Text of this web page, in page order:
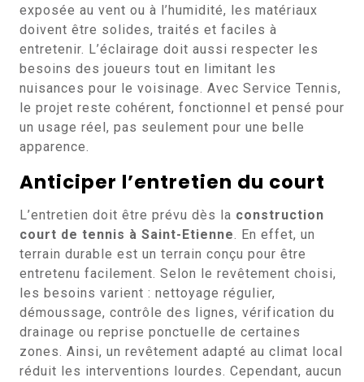
exposée au vent ou à l’humidité, les matériaux
doivent être solides, traités et faciles à
entretenir. L’éclairage doit aussi respecter les
besoins des joueurs tout en limitant les
nuisances pour le voisinage. Avec Service Tennis,
le projet reste cohérent, fonctionnel et pensé pour
un usage réel, pas seulement pour une belle
apparence.
Anticiper l’entretien du court
L’entretien doit être prévu dès la construction
court de tennis à Saint-Etienne. En effet, un
terrain durable est un terrain conçu pour être
entretenu facilement. Selon le revêtement choisi,
les besoins varient : nettoyage régulier,
démoussage, contrôle des lignes, vérification du
drainage ou reprise ponctuelle de certaines
zones. Ainsi, un revêtement adapté au climat local
réduit les interventions lourdes. Cependant, aucun